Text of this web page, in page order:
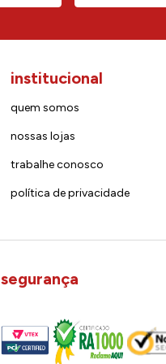
institucional
quem somos
nossas lojas
trabalhe conosco
política de privacidade
segurança